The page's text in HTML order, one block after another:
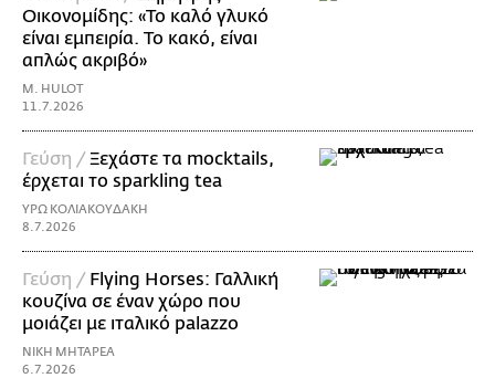
Οικονομίδης: «Το καλό γλυκό
είναι εμπειρία. Το κακό, είναι
απλώς ακριβό»
M. HULOT
11.7.2026
Γεύση /Ξεχάστε τα mocktails,
έρχεται το sparkling tea
ΥΡΩ ΚΟΛΙΑΚΟΥΔΑΚΗ
8.7.2026
Γεύση / Flying Horses: Γαλλική
κουζίνα σε έναν χώρο που
μοιάζει με ιταλικό palazzo
ΝΙΚΗ ΜΗΤΑΡΕΑ
6.7.2026